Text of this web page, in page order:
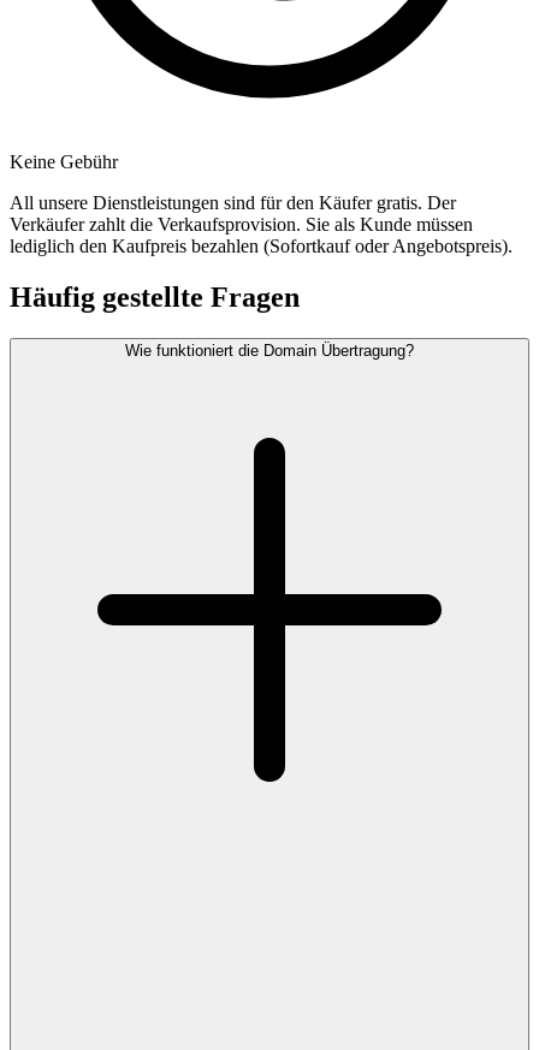
Keine Gebühr
All unsere Dienstleistungen sind für den Käufer gratis. Der
Verkäufer zahlt die Verkaufsprovision. Sie als Kunde müssen
lediglich den Kaufpreis bezahlen (Sofortkauf oder Angebotspreis).
Häufig gestellte Fragen
Wie funktioniert die Domain Übertragung?